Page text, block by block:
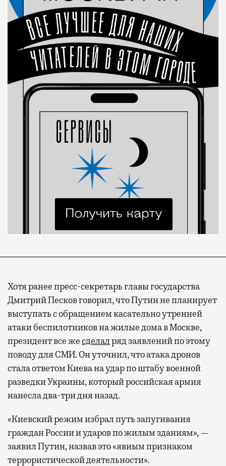
Хотя ранее пресс-секретарь главы государства
Дмитрий Песков говорил, что Путин не планирует
выступать с обращением касательно утренней
атаки беспилотников на жилые дома в Москве,
президент все жесделалряд заявлений по этому
поводу для СМИ. Он уточнил, что атака дронов
стала ответом Киева на удар по штабу военной
разведки Украины, который российская армия
нанесла два-три дня назад.
«Киевский режим избрал путь запугивания
граждан России и ударов по жилым зданиям», —
заявил Путин, назвав это «явным признаком
террористической деятельности».